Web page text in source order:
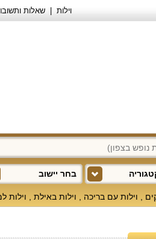
וילות שאלות
בחר יישוב
וילות עם בריכה וילות באילת וילות